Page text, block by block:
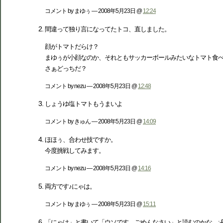
コメント by まゆぅ — 2008年5月23日 @12:24
間違って独り言になってたトコ、直しました。
顔がトマトだらけ？
まゆぅが小顔なのか、それともサッカーボールみたいなトマト食べ
さぁどっちだ？
コメント by nezu — 2008年5月23日 @12:48
しょうゆ塩トマトもうまいよ
コメント by きゅん — 2008年5月23日 @14:09
ほほぅ、合わせ技ですか。
今度挑戦してみます。
コメント by nezu — 2008年5月23日 @14:16
両方です♪にゃは。
コメント by まゆぅ — 2008年5月23日 @15:11